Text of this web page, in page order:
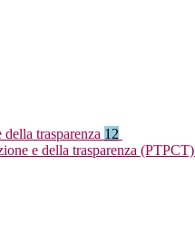
trasparenza 12
e della trasparenza (PTPCT)